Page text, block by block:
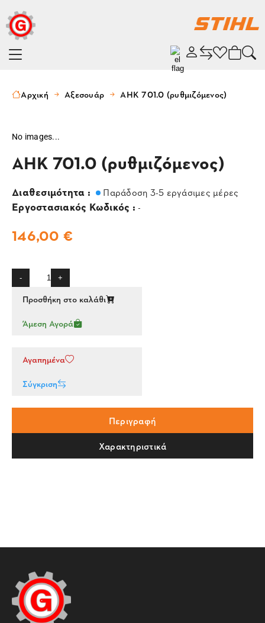
Αρχική Αξεσουάρ AHK 701.0 (ρυθμιζόμενος)
No images...
AHK 701.0 (ρυθμιζόμενος)
Διαθεσιμότητα : Παράδοση 3-5 εργάσιμες μέρες
Εργοστασιακός Κωδικός : -
146,00 €
- +
Προσθήκη στο καλάθι
Άμεση Αγορά
Αγαπημένα
Σύγκριση
Περιγραφή
Χαρακτηριστικά